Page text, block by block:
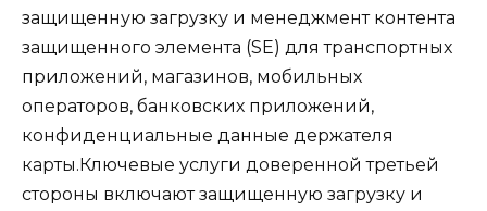
защищенную загрузку и менеджмент контента
защищенного элемента (SE) для транспортных
приложений, магазинов, мобильных
операторов, банковских приложений,
конфиденциальные данные держателя
карты.Ключевые услуги доверенной третьей
стороны включают защищенную загрузку и